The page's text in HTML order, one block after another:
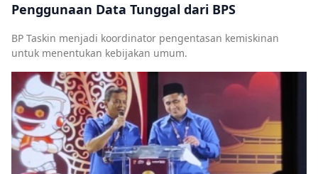
Penggunaan Data Tunggal dari BPS
BP Taskin menjadi koordinator pengentasan kemiskinan
untuk menentukan kebijakan umum.